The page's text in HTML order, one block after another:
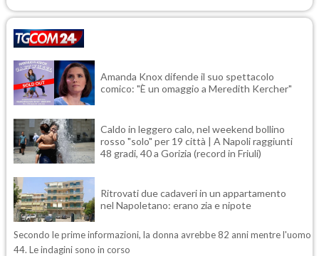
Amanda Knox difende il suo spettacolo
comico: "È un omaggio a Meredith Kercher"
Caldo in leggero calo, nel weekend bollino
rosso "solo" per 19 città | A Napoli raggiunti
48 gradi, 40 a Gorizia (record in Friuli)
Ritrovati due cadaveri in un appartamento
nel Napoletano: erano zia e nipote
Secondo le prime informazioni, la donna avrebbe 82 anni mentre l'uomo
44. Le indagini sono in corso